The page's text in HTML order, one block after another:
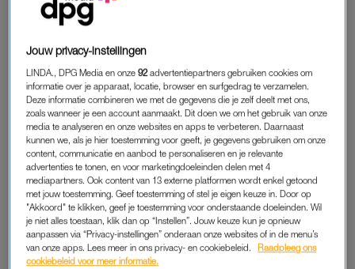
Jouw privacy-instellingen
LINDA., DPG Media en onze92 advertentiepartners gebruiken cookies om
informatie over je apparaat, locatie, browser en surfgedrag te verzamelen.
Deze informatie combineren we met de gegevens die je zelf deelt met ons,
zoals wanneer je een account aanmaakt. Dit doen we om het gebruik van onze
media te analyseren en onze websites en apps te verbeteren. Daarnaast
kunnen we, als je hier toestemming voor geeft, je gegevens gebruiken om onze
content, communicatie en aanbod te personaliseren en je relevante
advertenties te tonen, en voor marketingdoeleinden delen met 4
mediapartners. Ook content van 13 externe platformen wordt enkel getoond
met jouw toestemming. Geef toestemming of stel je eigen keuze in. Door op
"Akkoord" te klikken, geef je toestemming voor onderstaande doeleinden. Wil
je niet alles toestaan, klik dan op “Instellen”. Jouw keuze kun je opnieuw
aanpassen via “Privacy-instellingen” onderaan onze websites of in de menu’s
van onze apps. Lees meer in ons privacy- en cookiebeleid.
Raadpleeg ons
cookiebeleid voor meer informatie.